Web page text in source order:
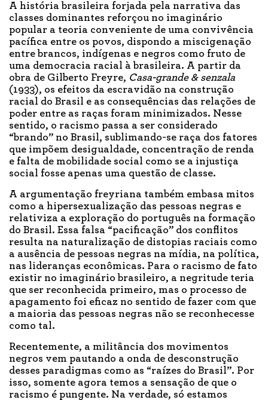
A história brasileira forjada pela narrativa das
classes dominantes reforçou no imaginário
popular a teoria conveniente de uma convivência
pacífica entre os povos, dispondo a miscigenação
entre brancos, indígenas e negros como fruto de
uma democracia racial à brasileira. A partir da
obra de Gilberto Freyre, Casa-grande & senzala
(1933), os efeitos da escravidão na construção
racial do Brasil e as consequências das relações de
poder entre as raças foram minimizados. Nesse
sentido, o racismo passa a ser considerado
“brando” no Brasil, sublimando-se raça dos fatores
que impõem desigualdade, concentração de renda
e falta de mobilidade social como se a injustiça
social fosse apenas uma questão de classe.
A argumentação freyriana também embasa mitos
como a hipersexualização das pessoas negras e
relativiza a exploração do português na formação
do Brasil. Essa falsa “pacificação” dos conflitos
resulta na naturalização de distopias raciais como
a ausência de pessoas negras na mídia, na política,
nas lideranças econômicas. Para o racismo de fato
existir no imaginário brasileiro, a negritude teria
que ser reconhecida primeiro, mas o processo de
apagamento foi eficaz no sentido de fazer com que
a maioria das pessoas negras não se reconhecesse
como tal.
Recentemente, a militância dos movimentos
negros vem pautando a onda de desconstrução
desses paradigmas como as “raízes do Brasil”. Por
isso, somente agora temos a sensação de que o
racismo é pungente. Na verdade, só estamos